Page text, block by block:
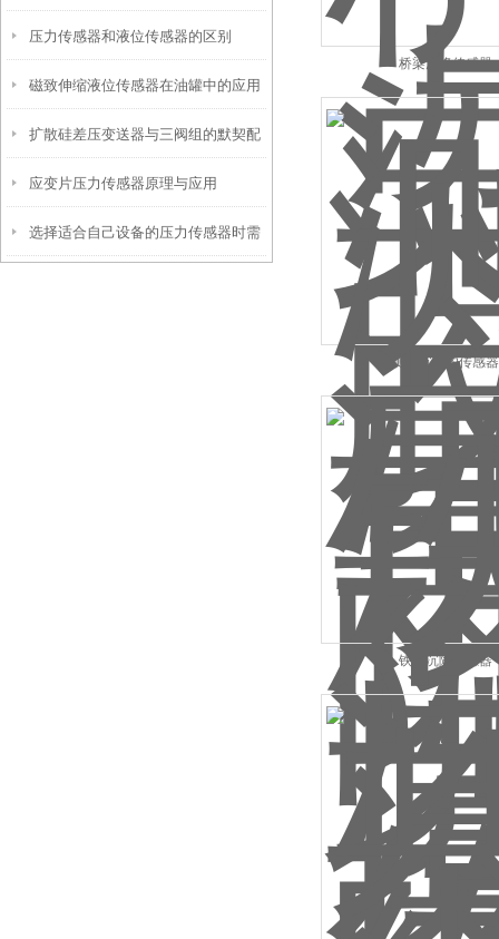
压力传感器和液位传感器的区别
磁致伸缩液位传感器在油罐中的应用
扩散硅差压变送器与三阀组的默契配
合：精准测量的保障
应变片压力传感器原理与应用
选择适合自己设备的压力传感器时需
桥梁沉降传感器
测量沉降的传感器
铁塔沉降传感器